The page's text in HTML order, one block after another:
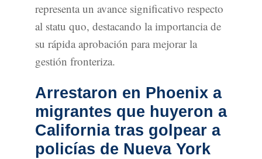
representa un avance significativo respecto
al statu quo, destacando la importancia de
su rápida aprobación para mejorar la
gestión fronteriza.
Arrestaron en Phoenix a
migrantes que huyeron a
California tras golpear a
policías de Nueva York